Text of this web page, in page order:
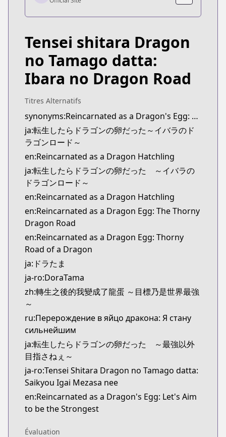
Official Site
https://comic-earthstar.jp/detail/doratama/
Tensei shitara Dragon
no Tamago datta:
Ibara no Dragon Road
Titres Alternatifs
synonyms:Reincarnated as a Dragon's Egg: Dragon Road of Ibara
ja:転生したらドラゴンの卵だった～イバラのド
ラゴンロード～
en:Reincarnated as a Dragon Hatchling
ja:転生したらドラゴンの卵だった ～イバラの
ドラゴンロード～
en:Reincarnated as a Dragon Hatchling
en:Reincarnated as a Dragon Egg: The Thorny
Dragon Road
en:Reincarnated as a Dragon Egg: Thorny
Road of a Dragon
ja:ドラたま
ja-ro:DoraTama
zh:轉生之後的我變成了龍蛋 ～目標乃是世界最強
～
ru:Перерождение в яйцо дракона: Я стану
сильнейшим
ja:転生したらドラゴンの卵だった ～最強以外
目指さねぇ～
ja-ro:Tensei Shitara Dragon no Tamago datta:
Saikyou Igai Mezasa nee
en:Reincarnated as a Dragon's Egg: Let's Aim
to be the Strongest
Évaluation